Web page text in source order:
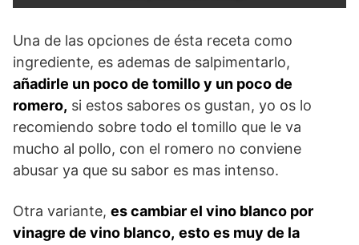
Una de las opciones de ésta receta como
ingrediente, es ademas de salpimentarlo,
añadirle un poco de tomillo y un poco de
romero, si estos sabores os gustan, yo os lo
recomiendo sobre todo el tomillo que le va
mucho al pollo, con el romero no conviene
abusar ya que su sabor es mas intenso.
Otra variante, es cambiar el vino blanco por
vinagre de vino blanco, esto es muy de la